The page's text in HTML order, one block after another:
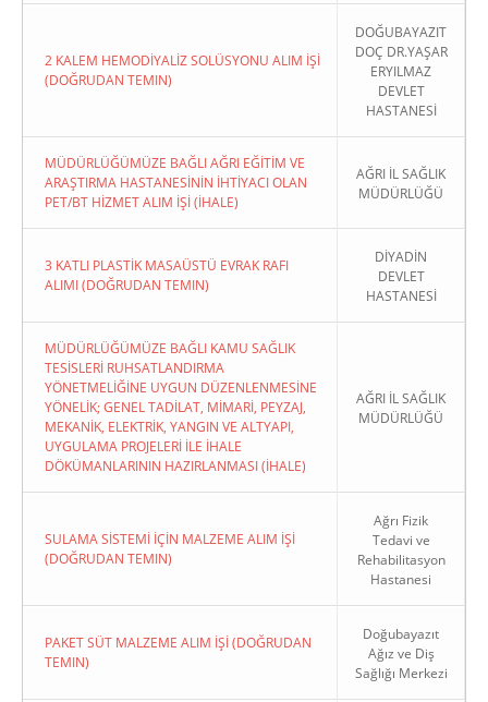
2 KALEM HEMODİYALİZ SOLÜSYONU ALIM İŞİ
(DOĞRUDAN TEMIN)
DOĞUBAYAZIT
DOÇ DR.YAŞAR
ERYILMAZ
DEVLET
HASTANESİ
MÜDÜRLÜĞÜMÜZE BAĞLI AĞRI EĞİTİM VE
ARAŞTIRMA HASTANESİNİN İHTİYACI OLAN
PET/BT HİZMET ALIM İŞİ (İHALE)
AĞRI İL SAĞLIK
MÜDÜRLÜĞÜ
3 KATLI PLASTİK MASAÜSTÜ EVRAK RAFI
ALIMI (DOĞRUDAN TEMIN)
DİYADİN
DEVLET
HASTANESİ
MÜDÜRLÜĞÜMÜZE BAĞLI KAMU SAĞLIK
TESİSLERİ RUHSATLANDIRMA
YÖNETMELİĞİNE UYGUN DÜZENLENMESİNE
YÖNELİK; GENEL TADİLAT, MİMARİ, PEYZAJ,
MEKANİK, ELEKTRİK, YANGIN VE ALTYAPI,
UYGULAMA PROJELERİ İLE İHALE
DÖKÜMANLARININ HAZIRLANMASI (İHALE)
AĞRI İL SAĞLIK
MÜDÜRLÜĞÜ
SULAMA SİSTEMİ İÇİN MALZEME ALIM İŞİ
(DOĞRUDAN TEMIN)
Ağrı Fizik
Tedavi ve
Rehabilitasyon
Hastanesi
PAKET SÜT MALZEME ALIM İŞİ (DOĞRUDAN
TEMIN)
Doğubayazıt
Ağız ve Diş
Sağlığı Merkezi